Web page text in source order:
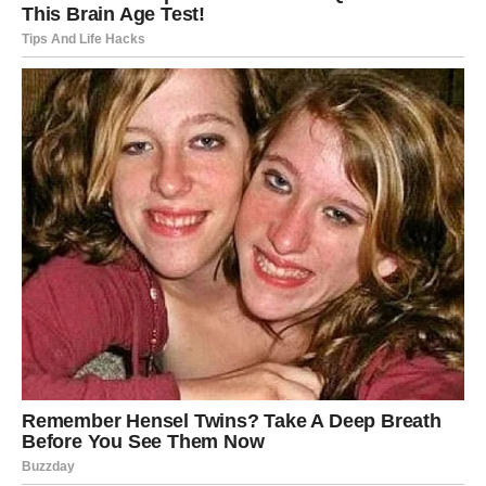
U narednim danima mnogi će primijetiti da djelujete
mirnije, povučenije i gotovo ravnodušno prema
događajima koji su vas nekada lako uznemiravali. To nije
znak da ste izgubili osjećaje ili da vam nije stalo. Naprotiv,
to je način na koji štitite svoje srce od nepotrebnog
stresa i negativne energije.
Više ne želite učestvovati u raspravama koje nemaju
smisla, niti dokazivati svoju vrijednost ljudima koji vas ne
razumiju. Shvatili ste da nije svaka bitka vrijedna vaše
energije i da je ponekad najveća pobjeda jednostavno
okrenuti se i nastaviti svojim putem.
ali ćete je prihvatiti tek nakon što dobro razmislite. Ovoga
puta nećete donositi ishitrene odluke. Iskustvo vas je